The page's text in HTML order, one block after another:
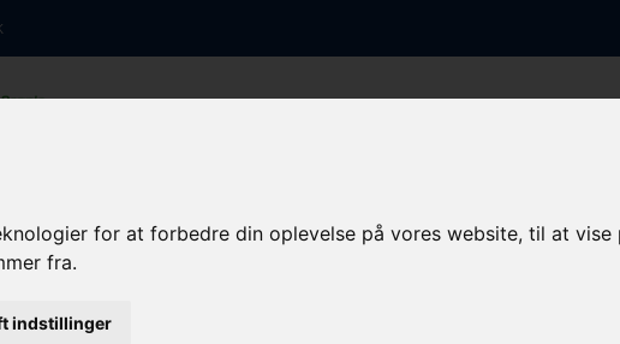
for at forbedre din oplevelse på vores website, til at
fra.
indstillinger